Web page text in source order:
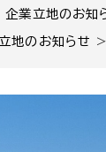
企業立地のお知
地のお知らせ